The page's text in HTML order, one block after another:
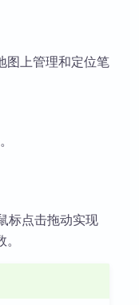
图上管理和定位笔
标点击拖动实现